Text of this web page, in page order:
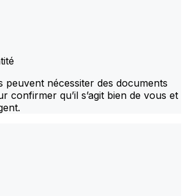
peuvent nécessiter des documents
confirmer qu’il s’agit bien de vous et